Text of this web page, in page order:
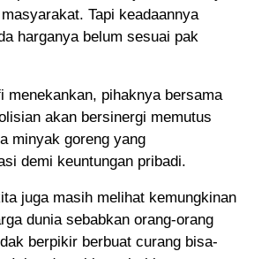
Tapi keadaannya
harganya belum sesuai pak
menekankan, pihaknya bersama
akan bersinergi memutus
minyak goreng yang
demi keuntungan pribadi.
juga masih melihat kemungkinan
dunia sebabkan orang-orang
berpikir berbuat curang bisa-